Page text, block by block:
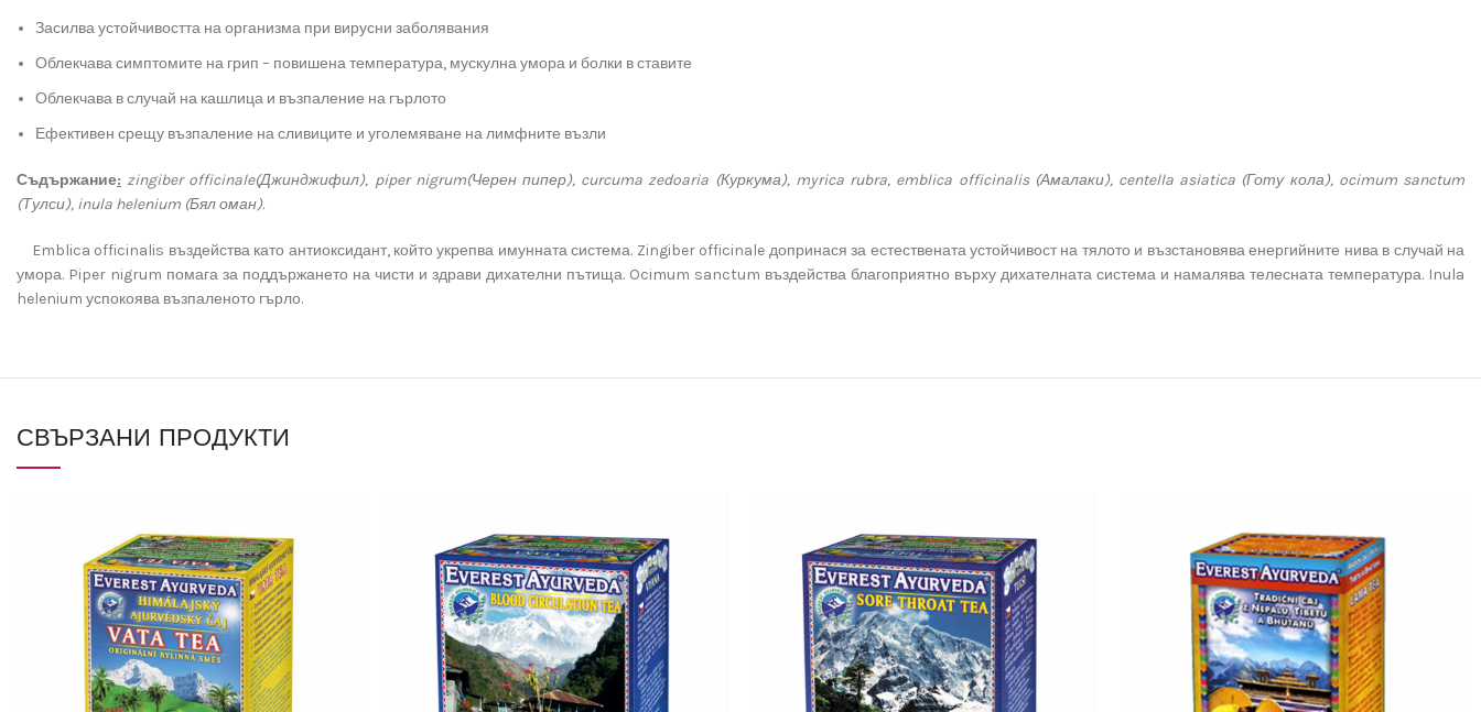
Засилва устойчивостта на организма при вирусни заболявания
Облекчава симптомите на грип – повишена температура, мускулна умора и болки в ставите
Облекчава в случай на кашлица и възпаление на гърлото
Ефективен срещу възпаление на сливиците и уголемяване на лимфните възли
Съдържание: zingiber officinale(Джинджифил), piper nigrum(Черен пипер), curcuma zedoaria (Куркума), myrica rubra, emblica officinalis(Амалаки), centella asiatica (Готу кола), ocimum sanctum
(Тулси), inula helenium (Бяломан).
Emblica officinalis въздейства като антиоксидант, който укрепва имунната система. Zingiber officinale допринася за естествената устойчивост на тялото и възстановява енергийните нива в случай на
умора. Piper nigrum помага за поддържането на чисти и здрави дихателни пътища. Ocimum sanctum въздейства благоприятно върху дихателната система и намалява телесната температура. Inula
helenium успокоява възпаленото гърло.
СВЪРЗАНИ ПРОДУКТИ